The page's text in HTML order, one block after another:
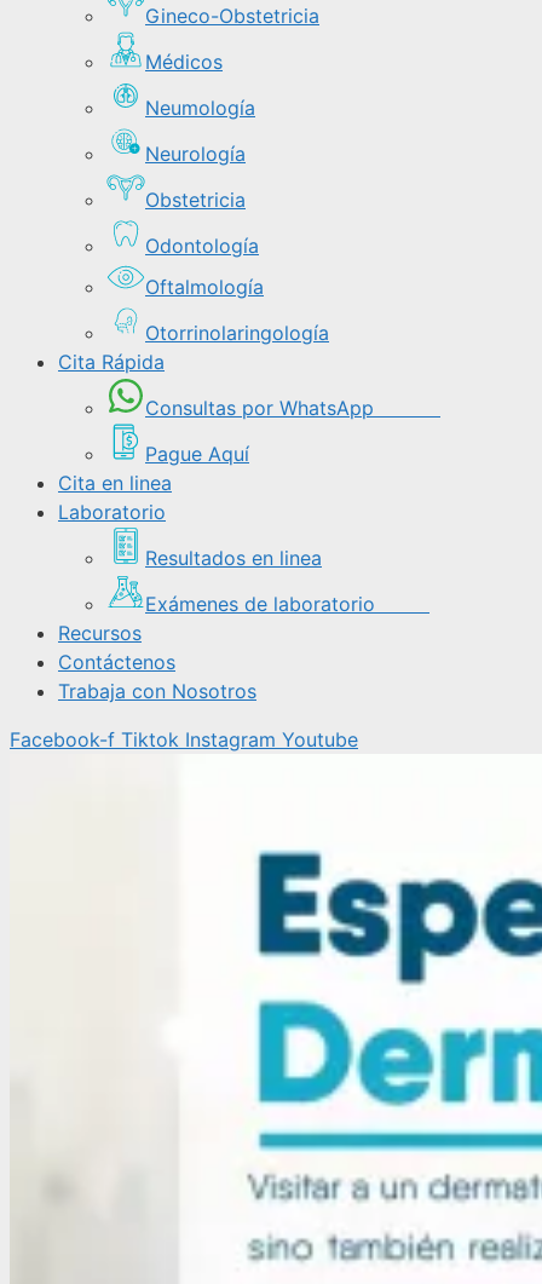
Gineco-Obstetricia
Médicos
Neumología
Neurología
Obstetricia
Odontología
Oftalmología
Otorrinolaringología
Cita Rápida
Consultas por WhatsApp
Pague Aquí
Cita en linea
Laboratorio
Resultados en linea
Exámenes de laboratorio
Recursos
Contáctenos
Trabaja con Nosotros
Facebook-f Tiktok Instagram Youtube